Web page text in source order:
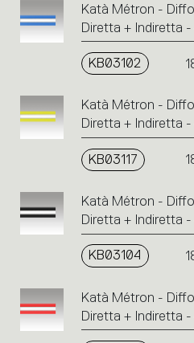
Katà Métron -
Diretta + Indiretta
KB03102
Katà Métron -
Diretta + Indiretta
KB03117
Katà Métron -
Diretta + Indiretta
KB03104
Katà Métron -
Diretta + Indiretta